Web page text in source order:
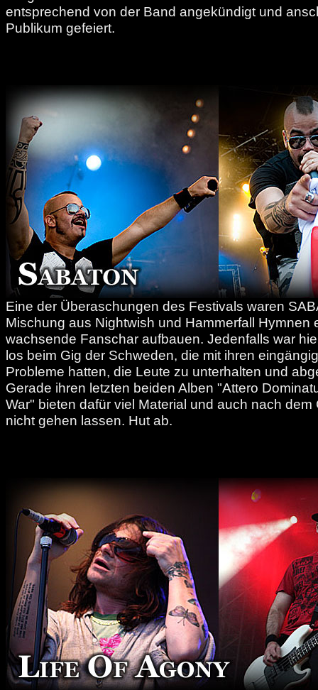
entsprechend von der Band angekündigt und
Publikum gefeiert.
Eine der Überaschungen des Festivals waren
Mischung aus Nightwish und Hammerfall Hymnen
wachsende Fanschar aufbauen. Jedenfalls war
los beim Gig der Schweden, die mit ihren
Probleme hatten, die Leute zu unterhalten und
Gerade ihren letzten beiden Alben "Attero
War" bieten dafür viel Material und auch nach dem
nicht gehen lassen. Hut ab.